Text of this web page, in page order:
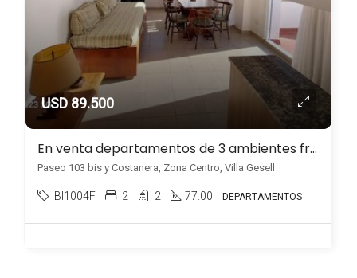
USD 89.500
En venta departamentos de 3 ambientes frente al mar en Zona Centro, Villa Gesell
Paseo 103 bis y Costanera, Zona Centro, Villa Gesell
BI1004F 2 2 77.00 DEPARTAMENTOS